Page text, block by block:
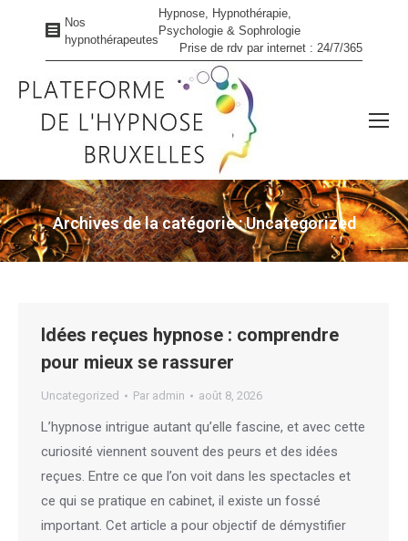
Nos
hypnothérapeutes
Hypnose, Hypnothérapie,
Psychologie & Sophrologie
Prise de rdv par internet : 24/7/365
Archives de la catégorie :Uncategorized
Vous êtes ici :
Idées reçues hypnose : comprendre
pour mieux se rassurer
Uncategorized Par admin août 8, 2026
L’hypnose intrigue autant qu’elle fascine, et avec cette
curiosité viennent souvent des peurs et des idées
reçues. Entre ce que l’on voit dans les spectacles et
ce qui se pratique en cabinet, il existe un fossé
important. Cet article a pour objectif de démystifier